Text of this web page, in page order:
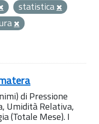
statistica
di Pressione
Umidità Relativa,
(Totale Mese). I